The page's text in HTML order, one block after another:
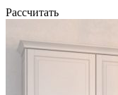
Рассчитать